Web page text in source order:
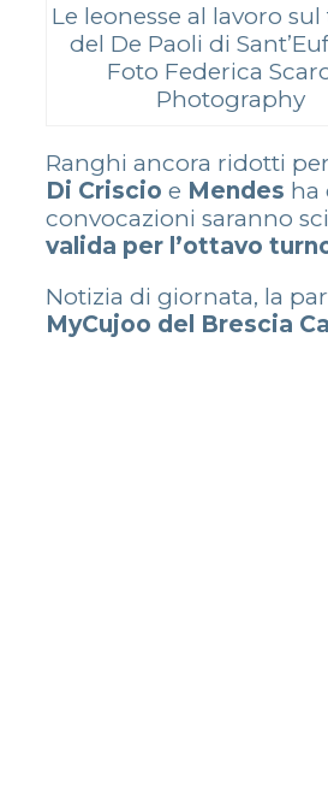
Le leonesse al lavoro
del De Paoli di
Foto Federica
Photography
Ranghi ancora ridotti
Di Criscio e Mendes ha
convocazioni saranno
valida per l’ottavo
Notizia di giornata, la
MyCujoo del Brescia